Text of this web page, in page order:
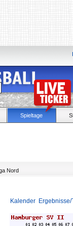
Spieltage
Nord
Kalender